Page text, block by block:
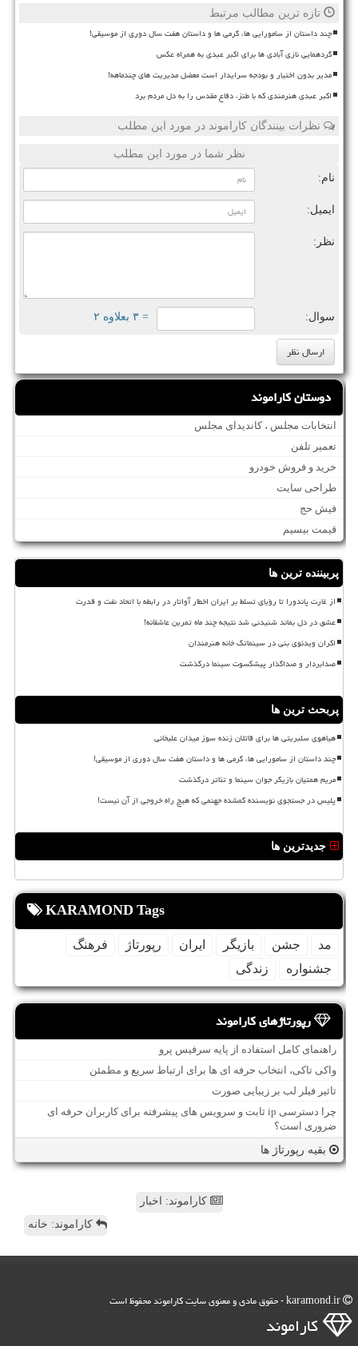
تازه ترین مطالب مرتبط
چند داستان از سامورایی ها، گرمی ها و داستان هفت سال دوری از موسیقی!
گردهمایی نازی آبادی ها برای اکبر عبدی به همراه عکس
مدیر بدون اختیار و بودجه سرایدار است معضل مدیریت های چندماهه!
اکبر عبدی هنرمندی که با طنز، دفاع مقدس را به دل مردم برد
نظرات بینندگان کاراموند در مورد این مطلب
نظر شما در مورد این مطلب
نام:
ایمیل:
نظر:
سوال: = ۳ بعلاوه ۲
دوستان کاراموند
انتخابات مجلس ، کاندیدای مجلس
تعمیر تلفن
خرید و فروش خودرو
طراحی سایت
فیش حج
قیمت بیسیم
پربیننده ترین ها
از غارت پاندورا تا رؤیای تسلط بر ایران اخطار آواتار در رابطه با اتحاد نفت و قدرت
عشق در دل بماند شنیدنی شد نتیجه چند ماه تمرین عاشقانه!
اکران ویدئوی بنی در سینماتک خانه هنرمندان
صدابردار و صداگذار پیشکسوت سینما درگذشت
پربحث ترین ها
هیاهوی سلبریتی ها برای قاتلان زنده سوز میدان علیخانی
چند داستان از سامورایی ها، گرمی ها و داستان هفت سال دوری از موسیقی!
مریم همتیان بازیگر جوان سینما و تئاتر درگذشت
پلیس در جستجوی نویسنده گمشده جهنمی که هیچ راه خروجی از آن نیست!
جدیدترین ها
KARAMOND Tags
مد جشن بازیگر ایران رپورتاژ
فرهنگ
جشنواره
زندگی
رپورتاژهای کاراموند
راهنمای کامل استفاده از پایه سرفیس پرو
واکی تاکی، انتخاب حرفه ای ها برای ارتباط سریع و مطمئن
تاثیر فیلر لب بر زیبایی صورت
چرا دسترسی ip ثابت و سرویس های پیشرفته برای کاربران حرفه ای
ضروری است؟
بقیه رپورتاژ ها
کاراموند: اخبار
کاراموند: خانه
كاراموند